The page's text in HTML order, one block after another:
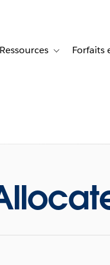
Témoignages clients
sub-navigation for Solutions
Ressources Toggle sub-
Forfaits